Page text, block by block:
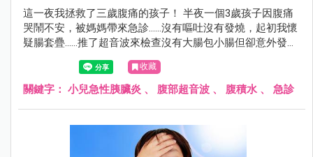
這一夜我拯救了三歲腹痛的孩子！ 半夜一個3歲孩子因腹痛
哭鬧不安，被媽媽帶來急診……沒有嘔吐沒有發燒，起初我懷
疑腸套疊……推了超音波來檢查沒有大腸包小腸但卻意外發現
腹腔有腹水，非常不尋常所以我積極的幫孩子詳細的抽血檢
查！後來睡夢中接到一通電話，黑倫醫師快來孩子的脂肪酶
超過3000……
收藏
關鍵字： 小兒急性胰臟炎 、 腹部超音波 、 腹積水 、 急診